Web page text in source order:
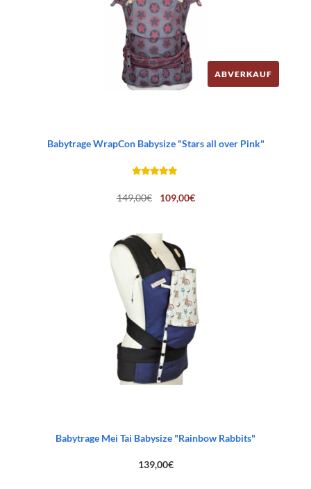
ABVERKAUF
Babytrage WrapCon Babysize "Stars all over Pink"
149,00€
Ursprünglicher
Preis
109,00€Aktueller
Babytrage Mei Tai Babysize "Rainbow Rabbits"
139,00€